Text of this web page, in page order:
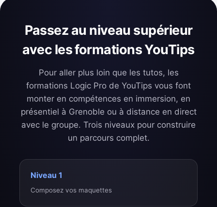
Passez au niveau supérieur
avec les formations YouTips
Pour aller plus loin que les tutos, les
formations Logic Pro de YouTips vous font
monter en compétences en immersion, en
présentiel à Grenoble ou à distance en direct
avec le groupe. Trois niveaux pour construire
un parcours complet.
Niveau 1
Composez vos maquettes